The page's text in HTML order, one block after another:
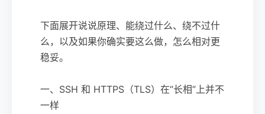
下面展开说说原理、能绕过什么、绕不过什
么，以及如果你确实要这么做，怎么相对更
稳妥。
一、SSH 和 HTTPS（TLS）在“长相”上并不
一样